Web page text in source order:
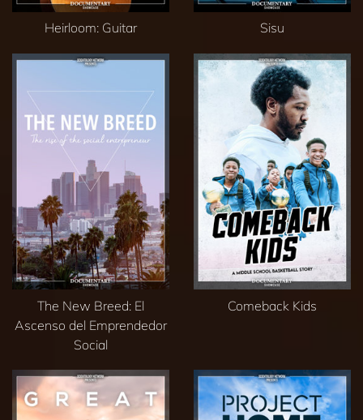
Heirloom: Guitar Sisu
The New Breed: El
Ascenso del Emprendedor
Social
Comeback Kids